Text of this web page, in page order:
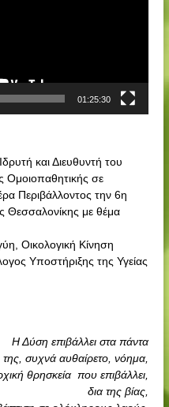
01:25:30
και Διευθυντή του
Ομοιοπαθητικής σε
Περιβάλλοντος την 6η
Θεσσαλονίκης με θέμα
Οικολογική Κίνηση
Υποστήριξης της Υγείας
Η Δύση επιβάλλει στα πάντα
της, συχνά αυθαίρετο, νόημα,
θρησκεία που επιβάλλει,
δια της βίας,